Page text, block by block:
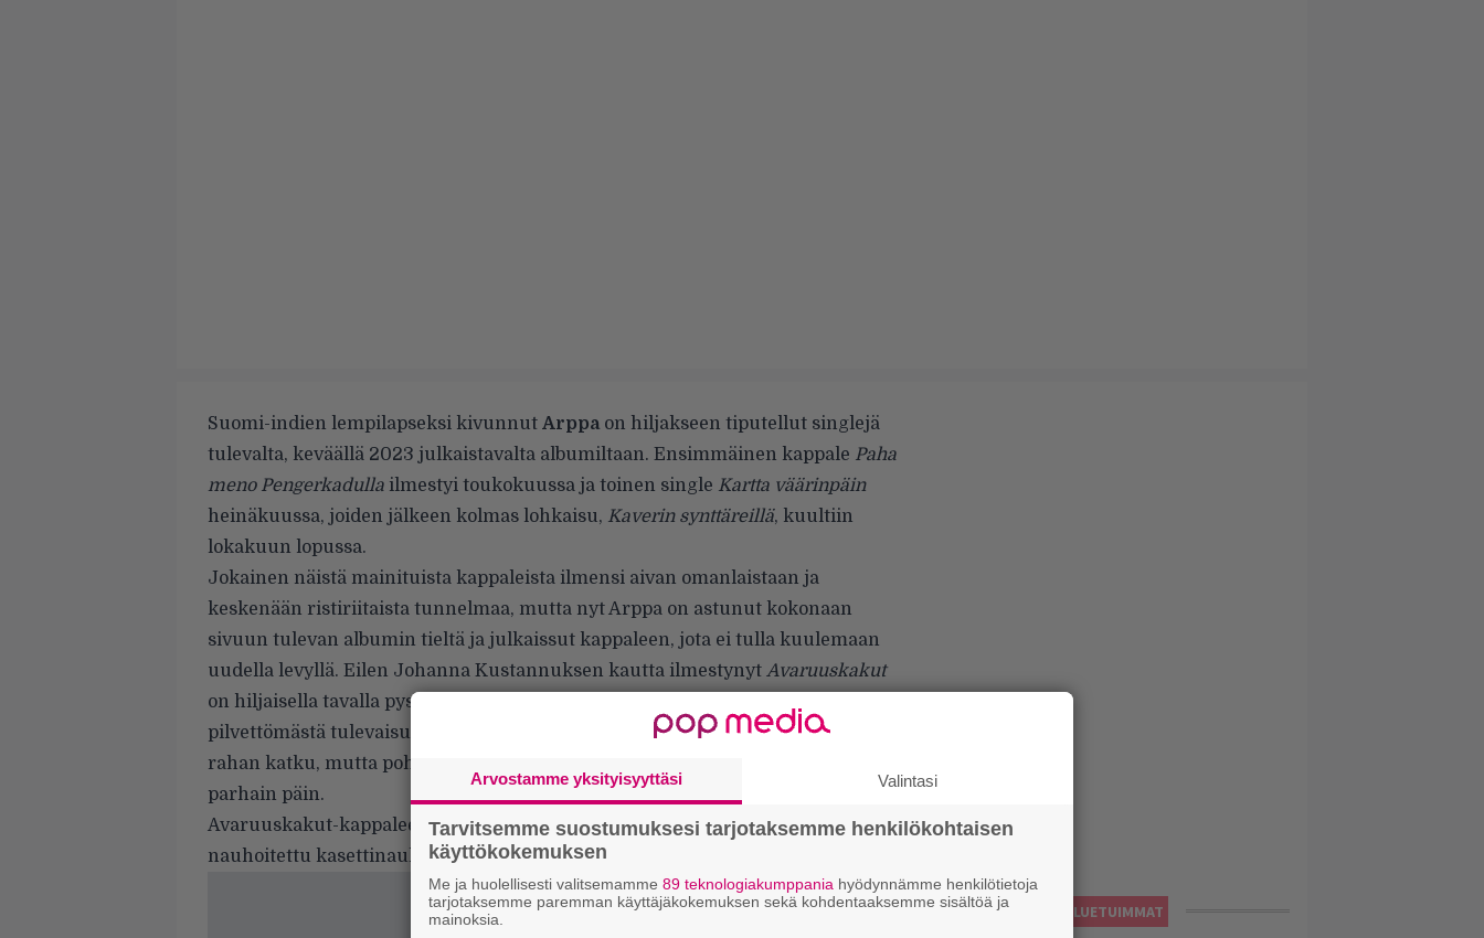
Suomi-indien lempilapseksi kivunnut Arppaon hiljakseen tiputellut singlejä
tulevalta, keväällä 2023 julkaistavalta albumiltaan. Ensimmäinen kappale Paha
meno Pengerkadulla ilmestyi toukokuussa ja toinen single Kartta väärinpäin
heinäkuussa, joiden jälkeen kolmas lohkaisu, Kaverin synttäreillä, kuultiin
lokakuun lopussa.
Jokainen näistä mainituista kappaleista ilmensi aivan omanlaistaan ja
keskenään ristiriitaista tunnelmaa, mutta nyt Arppa on astunut kokonaan
sivuun tulevan albumin tieltä ja julkaissut kappaleen, jota ei tulla kuulemaan
uudella levyllä. Eilen Johanna Kustannuksen kautta ilmestynyt Avaruuskakut
on hiljaisella tavalla pysäyttävä kertomus vilpittömistä toivomuksista ja
pilvettömästä tulevaisuudesta. Yhtä ihmistä johdattelee psykedeelit, toista
rahan katku, mutta pohjimmiltaan jokainen toivonee vain, että kaikki kääntyisi
parhain päin.
Avaruuskakut-kappaleen on tuottanutVille-Veikko Airaniemi, ja se on
nauhoitettu kasettinauhurille keväällä 2022.
LUETUIMMAT
Arvostamme yksityisyyttäsi Valintasi
Tarvitsemme suostumuksesi tarjotaksemme henkilökohtaisen
käyttökokemuksen
Me ja huolellisesti valitsemamme 89 teknologiakumppania hyödynnämme henkilötietoja
tarjotaksemme paremman käyttäjäkokemuksen sekä kohdentaaksemme sisältöä ja
mainoksia.